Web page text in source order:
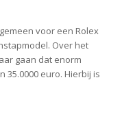
voor een Rolex
Over het
gaan dat enorm
35.0000 euro. Hierbij is